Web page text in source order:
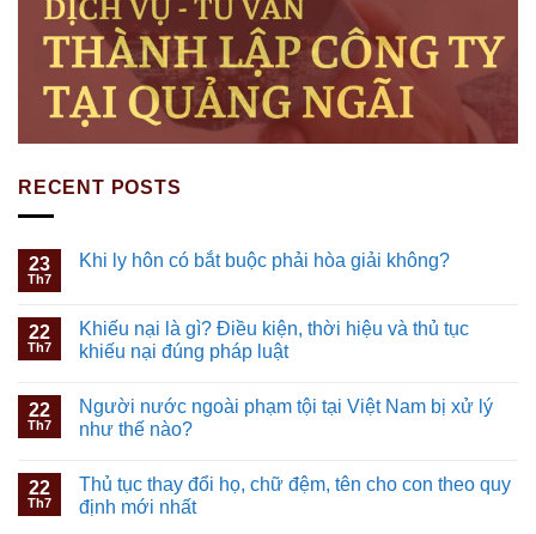
RECENT POSTS
23
Th7
Khi ly hôn có bắt buộc phải hòa giải không?
22
Th7
Khiếu nại là gì? Điều kiện, thời hiệu và thủ tục
khiếu nại đúng pháp luật
22
Th7
Người nước ngoài phạm tội tại Việt Nam bị xử lý
như thế nào?
22
Th7
Thủ tục thay đổi họ, chữ đệm, tên cho con theo quy
định mới nhất